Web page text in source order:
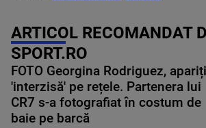
ARTICOL RECOMANDAT
SPORT.RO
FOTO Georgina Rodriguez,
'interzisă' pe rețele. Partenera lui
CR7 s-a fotografiat în costum de
baie pe barcă